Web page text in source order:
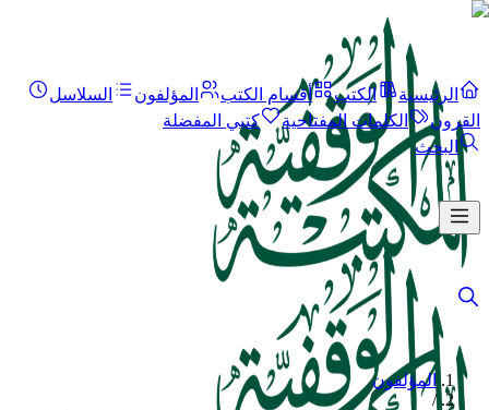
الرئيسية الكتب أقسام الكتب المؤلفون
السلاسل
القرون
الكلمات المفتاحية
كتبي المفضلة
البحث
المؤلفون
/